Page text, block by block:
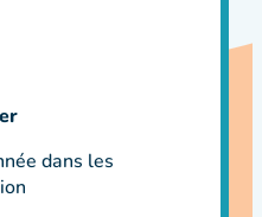
dans les